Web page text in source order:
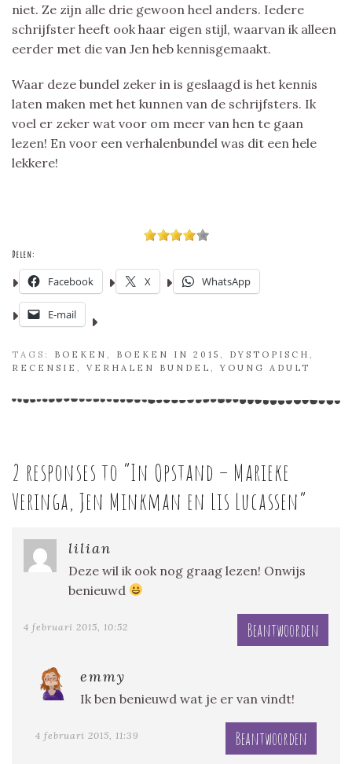
niet. Ze zijn alle drie gewoon heel anders. Iedere
schrijfster heeft ook haar eigen stijl, waarvan ik alleen
eerder met die van Jen heb kennisgemaakt.
Waar deze bundel zeker in is geslaagd is het kennis
laten maken met het kunnen van de schrijfsters. Ik
voel er zeker wat voor om meer van hen te gaan
lezen! En voor een verhalenbundel was dit een hele
lekkere!
Delen:
Facebook X WhatsApp
E-mail
TAGS: BOEKEN BOEKEN IN 2015 DYSTOPISCH
RECENSIE
VERHALEN BUNDEL ,YOUNG ADULT
2 responses to “In Opstand – Marieke
Veringa, Jen Minkman en Lis Lucassen”
lilian
Deze wil ik ook nog graag lezen! Onwijs
benieuwd
4 februari 2015, 10:52 Beantwoorden
emmy
Ik ben benieuwd wat je er van vindt!
4 februari 2015, 11:39 Beantwoorden